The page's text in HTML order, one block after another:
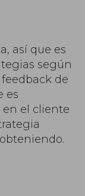
así que es
según
de
es
el cliente